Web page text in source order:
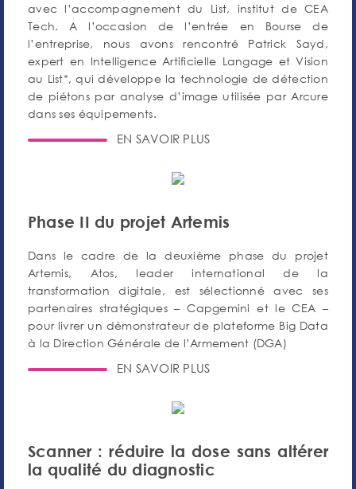
avec l’accompagnement du List, institut de CEA
Tech. A l’occasion de l’entrée en Bourse de
l’entreprise, nous avons rencontré Patrick Sayd,
expert en Intelligence Artificielle Langage et Vision
au List*, qui développe la technologie de détection
de piétons par analyse d’image utilisée par Arcure
dans ses équipements.
EN SAVOIR PLUS
Phase II du projet Artemis
Dans le cadre de la deuxième phase du projet
Artemis, Atos, leader international de la
transformation digitale, est sélectionné avec ses
partenaires stratégiques – Capgemini et le CEA –
pour livrer un démonstrateur de plateforme Big Data
à la Direction Générale de l’Armement (DGA)
EN SAVOIR PLUS
Scanner : réduire la dose sans altérer
la qualité du diagnostic